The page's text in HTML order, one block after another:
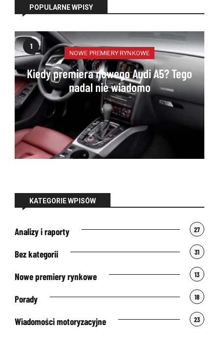
POPULARNE WPISY
1
NOWE PREMIERY RYNKOWE
Kiedy premiera nowego Audi A5? Tego
nadal nie wiadomo
KATEGORIE WPISÓW
Analizy i raporty 27
Bez kategorii 31
Nowe premiery rynkowe 13
Porady 18
Wiadomości motoryzacyjne 23